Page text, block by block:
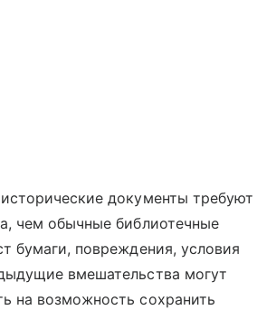
документы требуют
чем обычные библиотечные
бумаги, повреждения, условия
вмешательства могут
на возможность сохранить